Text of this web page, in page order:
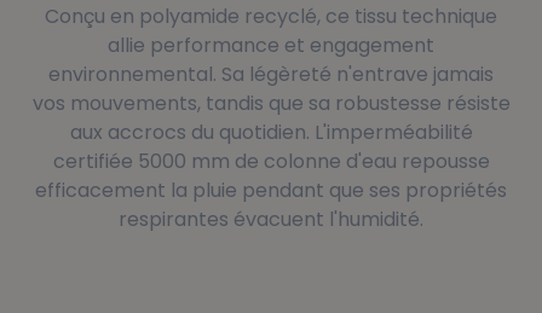
Conçu en polyamide recyclé, ce tissu technique
allie performance et engagement
environnemental. Sa légèreté n'entrave jamais
vos mouvements, tandis que sa robustesse résiste
aux accrocs du quotidien. L'imperméabilité
certifiée 5000 mm de colonne d'eau repousse
efficacement la pluie pendant que ses propriétés
respirantes évacuent l'humidité.